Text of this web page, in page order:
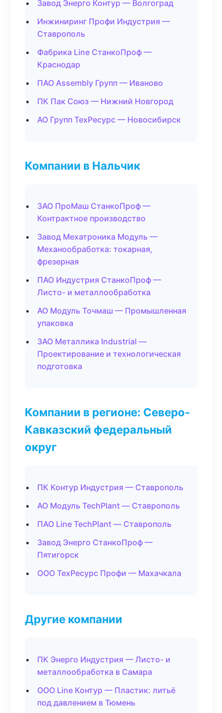
Завод Энерго Контур — Волгоград
Инжиниринг Профи Индустрия —
Ставрополь
Фабрика Line СтанкоПроф —
Краснодар
ПАО Assembly Групп — Иваново
ПК Пак Союз — Нижний Новгород
АО Групп ТехРесурс — Новосибирск
Компании в Нальчик
ЗАО ПроМаш СтанкоПроф —
Контрактное производство
Завод Мехатроника Модуль —
Механообработка: токарная,
фрезерная
ПАО Индустрия СтанкоПроф —
Листо- и металлообработка
АО Модуль Точмаш — Промышленная
упаковка
ЗАО Металлика Industrial —
Проектирование и технологическая
подготовка
Компании в регионе: Северо-
Кавказский федеральный
округ
ПК Контур Индустрия — Ставрополь
АО Модуль TechPlant — Ставрополь
ПАО Line TechPlant — Ставрополь
Завод Энерго СтанкоПроф —
Пятигорск
ООО ТехРесурс Профи — Махачкала
Другие компании
ПК Энерго Индустрия — Листо- и
металлообработка в Самара
ООО Line Контур — Пластик: литьё
под давлением в Тюмень